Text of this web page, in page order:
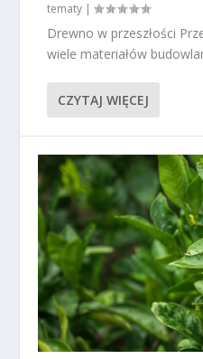
tematy |
Drewno w przeszłości
wiele materiałów
CZYTAJ WIĘCEJ